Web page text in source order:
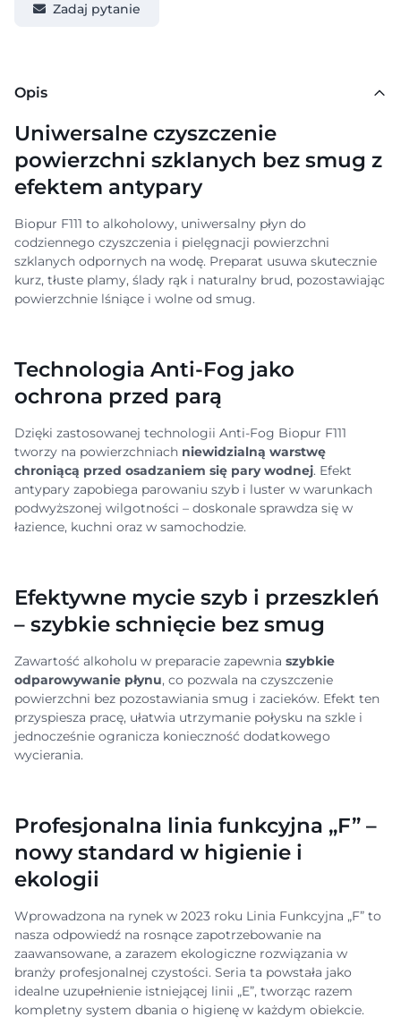
Zadaj pytanie
Opis
Uniwersalne czyszczenie
powierzchni szklanych bez smug z
efektem antypary
Biopur F111 to alkoholowy, uniwersalny płyn do
codziennego czyszczenia i pielęgnacji powierzchni
szklanych odpornych na wodę. Preparat usuwa skutecznie
kurz, tłuste plamy, ślady rąk i naturalny brud, pozostawiając
powierzchnie lśniące i wolne od smug.
Technologia Anti-Fog jako
ochrona przed parą
Dzięki zastosowanej technologii Anti-Fog Biopur F111
tworzy na powierzchniach niewidzialną warstwę
chroniącą przed osadzaniem się pary wodnej. Efekt
antypary zapobiega parowaniu szyb i luster w warunkach
podwyższonej wilgotności – doskonale sprawdza się w
łazience, kuchni oraz w samochodzie.
Efektywne mycie szyb i przeszkleń
– szybkie schnięcie bez smug
Zawartość alkoholu w preparacie zapewnia szybkie
odparowywanie płynu, co pozwala na czyszczenie
powierzchni bez pozostawiania smug i zacieków. Efekt ten
przyspiesza pracę, ułatwia utrzymanie połysku na szkle i
jednocześnie ogranicza konieczność dodatkowego
wycierania.
Profesjonalna linia funkcyjna „F” –
nowy standard w higienie i
ekologii
Wprowadzona na rynek w 2023 roku Linia Funkcyjna „F” to
nasza odpowiedź na rosnące zapotrzebowanie na
zaawansowane, a zarazem ekologiczne rozwiązania w
branży profesjonalnej czystości. Seria ta powstała jako
idealne uzupełnienie istniejącej linii „E”, tworząc razem
kompletny system dbania o higienę w każdym obiekcie.